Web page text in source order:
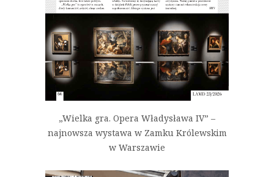
„Wielka gra. Opera Władysława IV” –
najnowsza wystawa w Zamku Królewskim
w Warszawie